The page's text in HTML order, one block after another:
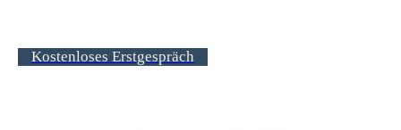
Kostenloses Erstgespräch